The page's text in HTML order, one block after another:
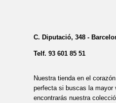
C. Diputació, 348 -
Telf. 93 601 85 51
Nuestra tienda en el
perfecta si buscas la mayor
encontrarás nuestra